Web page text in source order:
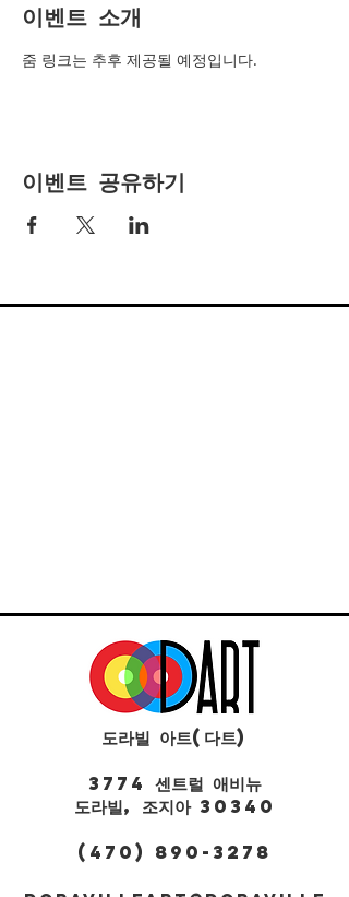
이벤트 소개
줌 링크는 추후 제공될 예정입니다.
이벤트 공유하기
도라빌 아트(다트)
3774 센트럴 애비뉴
도라빌, 조지아 30340
(470) 890-3278